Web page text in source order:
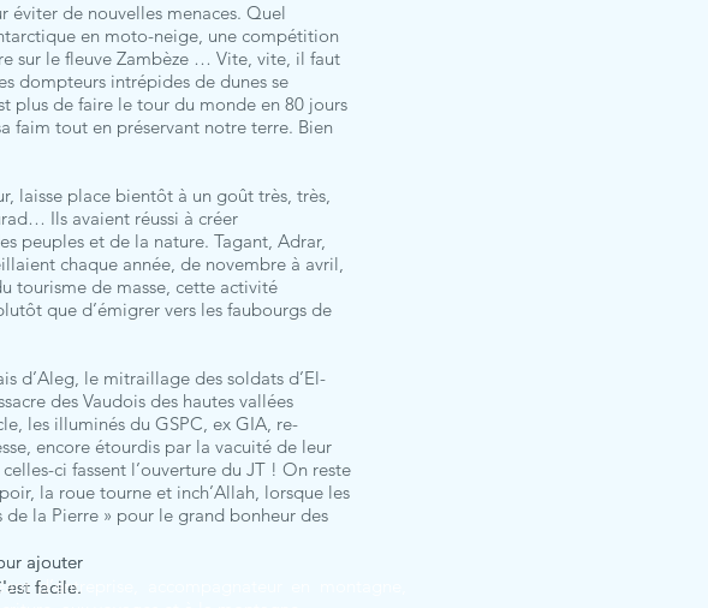
éviter de nouvelles menaces. Quel
en moto-neige, une compétition
sur le fleuve Zambèze … Vite, vite, il faut
dompteurs intrépides de dunes se
plus de faire le tour du monde en 80 jours
faim tout en préservant notre terre. Bien
laisse place bientôt à un goût très, très,
Ils avaient réussi à créer
peuples et de la nature. Tagant, Adrar,
chaque année, de novembre à avril,
tourisme de masse, cette activité
que d’émigrer vers les faubourgs de
d’Aleg, le mitraillage des soldats d’El-
des Vaudois des hautes vallées
les illuminés du GSPC, ex GIA, re-
encore étourdis par la vacuité de leur
ci fassent l’ouverture du JT ! On reste
la roue tourne et inch’Allah, lorsque les
la Pierre » pour le grand bonheur des
ajouter
facile.
ajouter
facile.
d’entreprise, accompagnateur en montagne,